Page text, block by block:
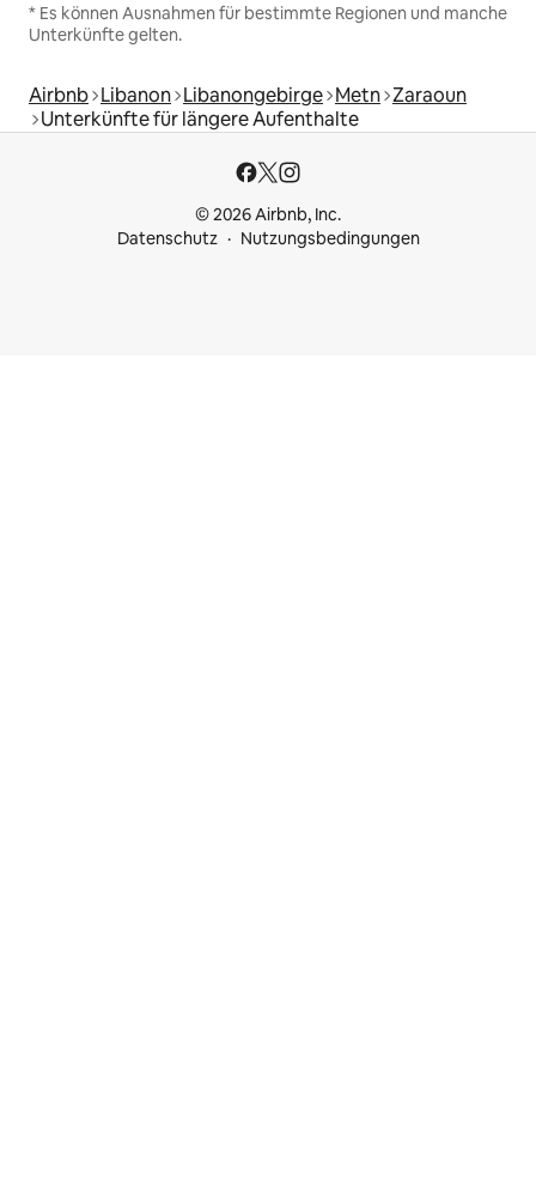
* Es können Ausnahmen für bestimmte Regionen und manche
Unterkünfte gelten.
Airbnb Libanon Libanongebirge Metn Zaraoun
Unterkünfte für längere Aufenthalte
© 2026 Airbnb, Inc.
Datenschutz
Nutzungsbedingungen